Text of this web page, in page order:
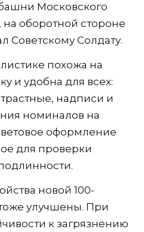
Московского
оборотной стороне
Советскому Солдату.
похожа на
и удобна для всех:
надписи и
номиналов на
оформление
для проверки
новой 100-
улучшены. При
к загрязнению